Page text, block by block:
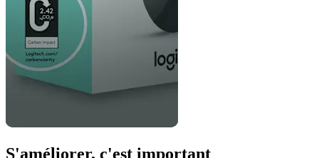
S'améliorer, c'est important